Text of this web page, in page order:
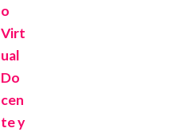
o
Virt
ual
Do
cen
te y